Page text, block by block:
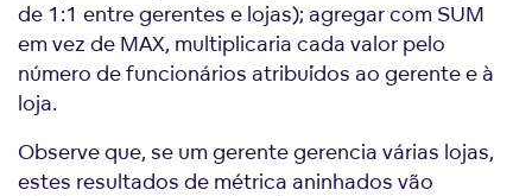
de 1:1 entre gerentes e lojas); agregar com SUM
em vez de MAX, multiplicaria cada valor pelo
número de funcionários atribuídos ao gerente e à
loja.
Observe que, se um gerente gerencia várias lojas,
estes resultados de métrica aninhados vão